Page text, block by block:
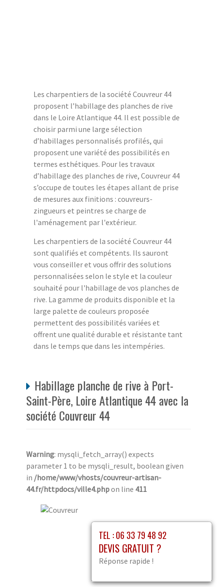
Les charpentiers de la société Couvreur 44
proposent l’habillage des planches de rive
dans le Loire Atlantique 44. Il est possible de
choisir parmi une large sélection
d’habillages personnalisés profilés, qui
proposent une variété des possibilités en
termes esthétiques. Pour les travaux
d’habillage des planches de rive, Couvreur 44
s’occupe de toutes les étapes allant de prise
de mesures aux finitions : couvreurs-
zingueurs et peintres se charge de
l'aménagement par l'extérieur.
Les charpentiers de la société Couvreur 44
sont qualifiés et compétents. Ils sauront
vous conseiller et vous offrir des solutions
personnalisées selon le style et la couleur
souhaité pour l'habillage de vos planches de
rive. La gamme de produits disponible et la
large palette de couleurs proposée
permettent des possibilités variées et
offrent une qualité durable et résistante tant
dans le temps que dans les intempéries.
Habillage planche de rive à Port-
Saint-Père, Loire Atlantique 44 avec la
société Couvreur 44
Warning: mysqli_fetch_array() expects
parameter 1 to be mysqli_result, boolean given
in /home/www/vhosts/couvreur-artisan-
44.fr/httpdocs/ville4.phpon line 411
TEL : 06 33 79 48 92
DEVIS GRATUIT ?
Réponse rapide !